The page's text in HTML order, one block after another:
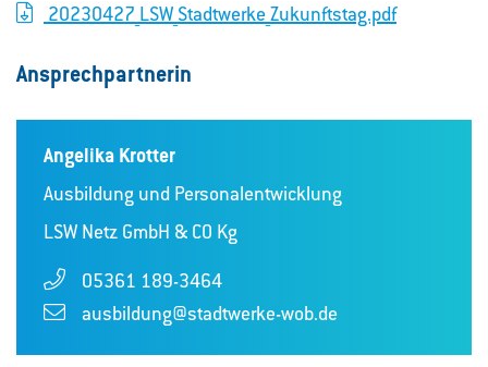
20230427_LSW_Stadtwerke_Zukunftstag.pdf
Ansprechpartnerin
Angelika Krotter
Ausbildung und Personalentwicklung
LSW Netz GmbH & CO Kg
05361 189-3464
ausbildung@stadtwerke-wob.de